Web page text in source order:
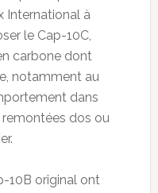
International à
le Cap-10C,
carbone dont
notamment au
dans
dos ou
10B original ont